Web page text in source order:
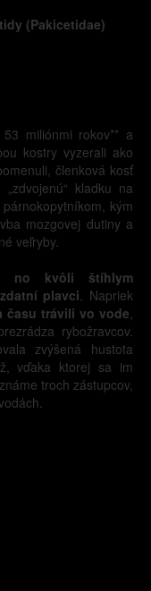
(Pakicetidae)
miliónmi rokov** a
kostry vyzerali ako
členková kosť
kladku na
kým
mozgovej dutiny a
veľryby.
no kvôli štíhlym
plavci . Napriek
času trávili vo vode
rybožravcov.
zvýšená hustota
vďaka ktorej sa im
troch zástupcov,